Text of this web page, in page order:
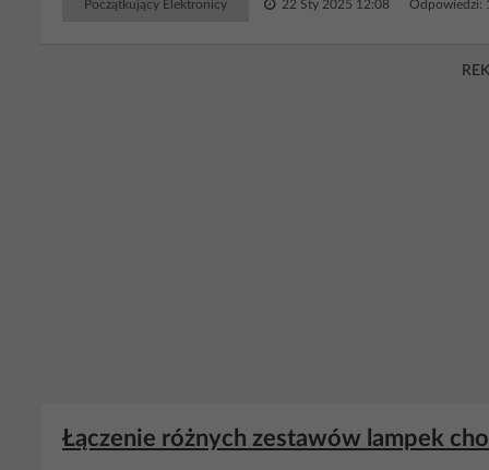
Początkujący Elektronicy 22 Sty 2025 12:08
Łączenie różnych zestawów lampek